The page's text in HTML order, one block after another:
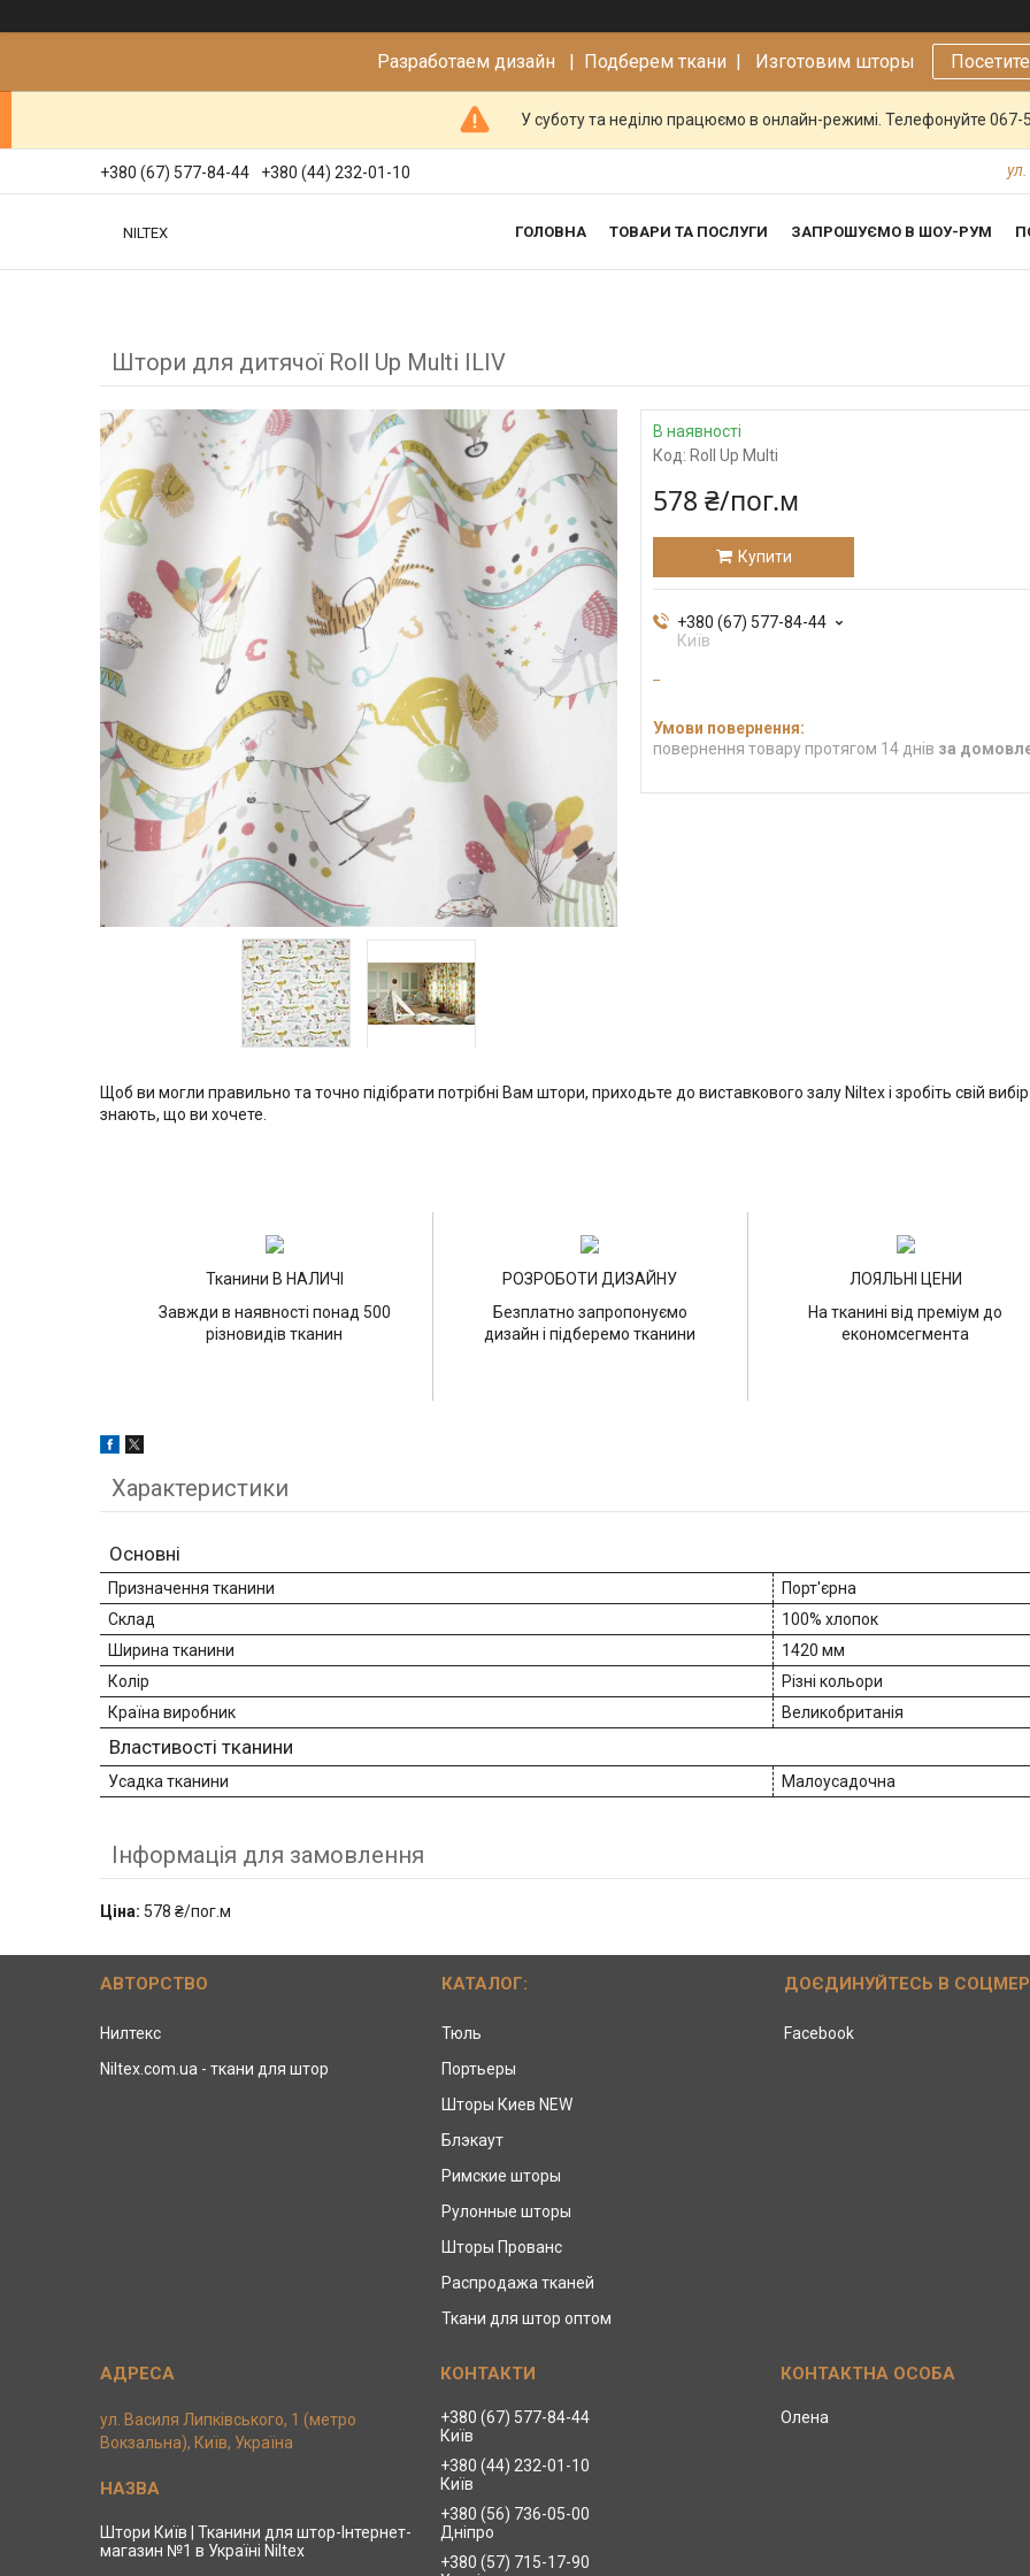
Разработаем дизайн | Подберем ткани | Изготовим шторы
У суботу та неділю працюємо в онлайн-режимі. Телефонуйте 067-
+380 (67) 577-84-44 +380 (44) 232-01-10
NILTEX ГОЛОВНА ТОВАРИ ТА ПОСЛУГИ ЗАПРОШУЄМО В ШОУ-РУМ
Штори для дитячої Roll Up Multi ILIV
В наявності
Код: Roll Up Multi
578 ₴/пог.м
Купити
+380 (67) 577-84-44
Київ
повернення товару протягом 14 днів за
Щоб ви могли правильно та точно підібрати потрібні Вам штори, приходьте до виставкового залу Niltex і зробіть свій
знають, що ви хочете.
Тканини В НАЛИЧІ
Завжди в наявності понад 500
різновидів тканин
РОЗРОБОТИ ДИЗАЙНУ
Безплатно запропонуємо
дизайн і підберемо тканини
ЛОЯЛЬНІ ЦЕНИ
На тканині від преміум до
економсегмента
Характеристики
Основні
Призначення тканини
Порт'єрна
Склад
100% хлопок
Ширина тканини
1420 мм
Колір
Різні кольори
Країна виробник
Великобританія
Властивості тканини
Усадка тканини Малоусадочна
Інформація для замовлення
Ціна: 578 ₴/пог.м
АВТОРСТВО
Нилтекс
Niltex.com.ua - ткани для штор
КАТАЛОГ:
Тюль
Портьеры
Шторы Киев NEW
Блэкаут
Римские шторы
Рулонные шторы
Шторы Прованс
Распродажа тканей
Ткани для штор оптом
ДОЄДИНУЙТЕСЬ В
Facebook
ул. Василя Липківського, 1 (метро
Вокзальна), Київ, Україна
Штори Київ | Тканини для штор-Інтернет-
магазин №1 в Україні Niltex
+380 (67) 577-84-44
Київ
+380 (44) 232-01-10
Київ
+380 (56) 736-05-00
Дніпро
+380 (57) 715-17-90
Олена